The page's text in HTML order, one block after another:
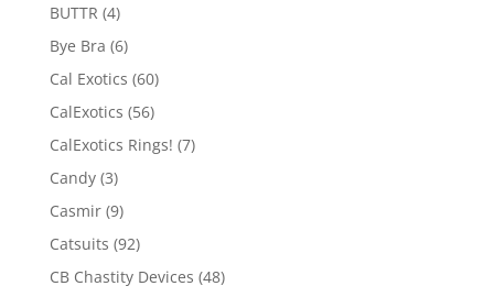
BUTTR (4)
Bye Bra (6)
Cal Exotics (60)
CalExotics (56)
CalExotics Rings! (7)
Candy (3)
Casmir (9)
Catsuits (92)
CB Chastity Devices (48)